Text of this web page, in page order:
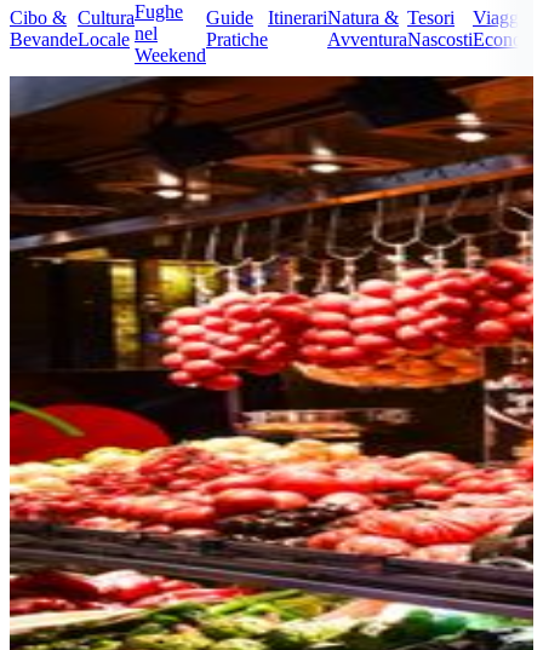
Cibo &
Bevande
Cultura
Locale
Fughe
nel
Weekend
Guide
Pratiche
ItinerariNatura &
Avventura
Tesori
Nascosti
Viaggi